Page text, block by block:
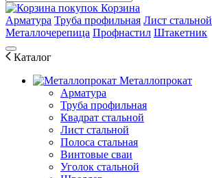
Корзина
Арматура Труба профильная Лист стальной
Металлочерепица Профнастил Штакетник
Каталог
Металлопрокат
Арматура
Труба профильная
Квадрат стальной
Лист стальной
Полоса стальная
Винтовые сваи
Уголок стальной